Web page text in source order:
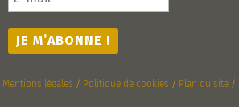
Mentions légales / Politique de cookies / Plan du site /